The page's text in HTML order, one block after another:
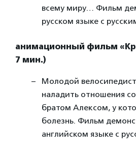
всему миру… Фильм
русском языке с
анимационный фильм «
7 мин.)
Молодой
наладить отношения
братом Алексом, у
болезнь. Фильм
английском языке с